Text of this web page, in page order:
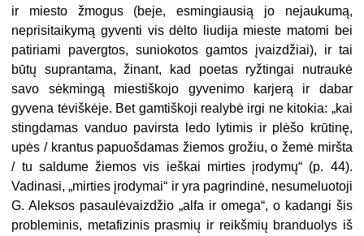
ir miesto žmogus (beje, esmingiausią jo nejau­kumą,
neprisitaikymą gyventi vis dėl­to liudija mieste matomi bei
patiriami pavergtos, suniokotos gamtos įvaiz­džiai), ir tai
būtų suprantama, žinant, kad poetas ryžtingai nutraukė
savo sėkmingą miestiškojo gyvenimo kar­jerą ir dabar
gyvena tėviškėje. Bet gamtiškoji realybė irgi ne kitokia: „kai
stingdamas vanduo pavirsta ledo ly­timis ir plėšo krūtinę,
upės / krantus papuošdamas žiemos grožiu, o žemė miršta
/ tu saldume žiemos vis ieškai mirties įrodymų“ (p. 44).
Vadinasi, „mirties įrodymai“ ir yra pagrindinė, nesumeluotoji
G. Aleksos pasaulė­vaizdžio „alfa ir omega“, o kadangi šis
probleminis, metafizinis prasmių ir reikšmių branduolys iš